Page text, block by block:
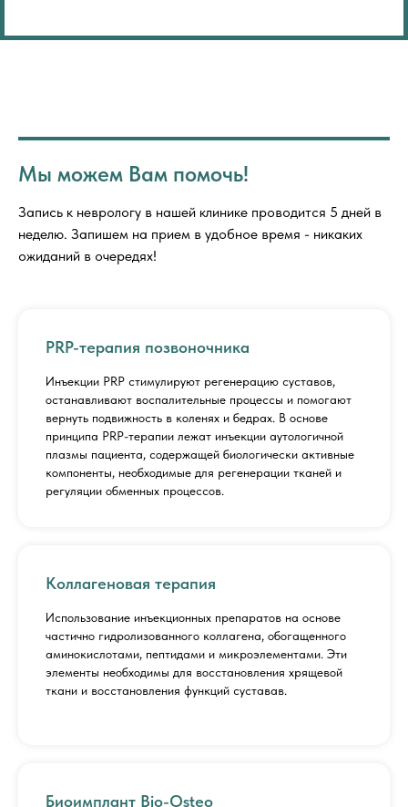
Мы можем Вам помочь!
Запись к неврологу в нашей клинике проводится 5 дней в
неделю. Запишем на прием в удобное время - никаких
ожиданий в очередях!
PRP-терапия позвоночника
Инъекции PRP стимулируют регенерацию суставов,
останавливают воспалительные процессы и помогают
вернуть подвижность в коленях и бедрах. В основе
принципа PRP-терапии лежат инъекции аутологичной
плазмы пациента, содержащей биологически активные
компоненты, необходимые для регенерации тканей и
регуляции обменных процессов.
Коллагеновая терапия
Использование инъекционных препаратов на основе
частично гидролизованного коллагена, обогащенного
аминокислотами, пептидами и микроэлементами. Эти
элементы необходимы для восстановления хрящевой
ткани и восстановления функций суставав.
Биоимплант Bio-Osteo